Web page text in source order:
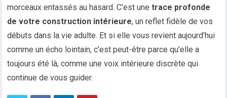
morceaux entassés au hasard. C’est unetrace profonde
de votre construction intérieure, un reflet fidèle de vos
débuts dans la vie adulte. Et si elle vous revient aujourd’hui
comme un écho lointain, c’est peut-être parce qu’elle a
toujours été là, comme une voix intérieure discrète qui
continue de vous guider.